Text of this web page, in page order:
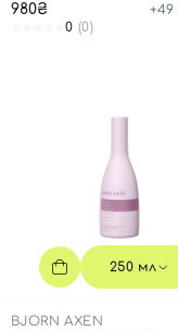
980₴ +49
0 (0)
250 мл
BJORN AXEN